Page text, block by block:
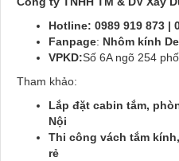
Hotline: 0989 919 873 |
Fanpage: Nhôm kính
VPKD:Số 6A ngõ 254
Tham khảo:
Lắp đặt cabin tắm,
Nội
Thi công vách tắm
rẻ